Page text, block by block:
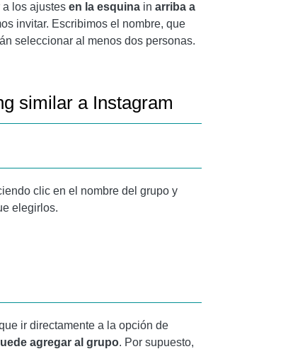
los ajustes en la esquina in arriba a
invitar. Escribimos el nombre, que
seleccionar al menos dos personas.
similar a Instagram
clic en el nombre del grupo y
elegirlos.
ir directamente a la opción de
agregar al grupo. Por supuesto,